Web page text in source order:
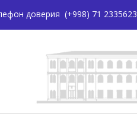
доверия (+998) 71 2335623